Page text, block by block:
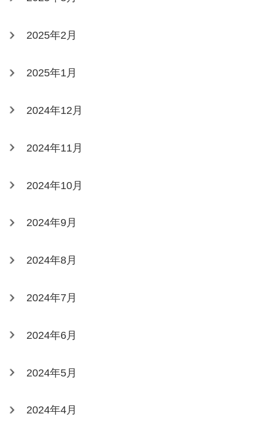
2025年2月
2025年1月
2024年12月
2024年11月
2024年10月
2024年9月
2024年8月
2024年7月
2024年6月
2024年5月
2024年4月